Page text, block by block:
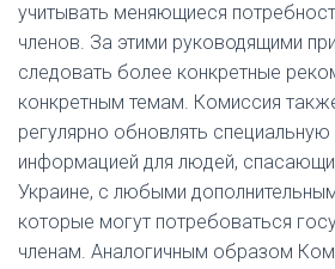
учитывать меняющиеся
членов. За этими руководящими
следовать более конкретные
конкретным темам. Комиссия
регулярно обновлять
информацией для людей,
Украине, с любыми
которые могут потребоваться
членам. Аналогичным образом